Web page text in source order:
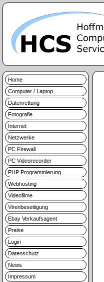
Home
Computer / Laptop
Datenrettung
Fotografie
Internet
Netzwerke
PC Firewall
PC Videorecorder
PHP Programmierung
Webhosting
Videofilme
Virenbeseitigung
Ebay Verkaufsagent
Preise
Login
Datenschutz
News
Impressum